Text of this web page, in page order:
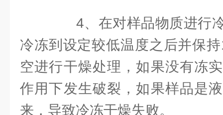
4、在对样品物质进行冷
冷冻到设定较低温度之后并保
空进行干燥处理，如果没有冻
作用下发生破裂，如果样品是
来，导致冷冻干燥失败。